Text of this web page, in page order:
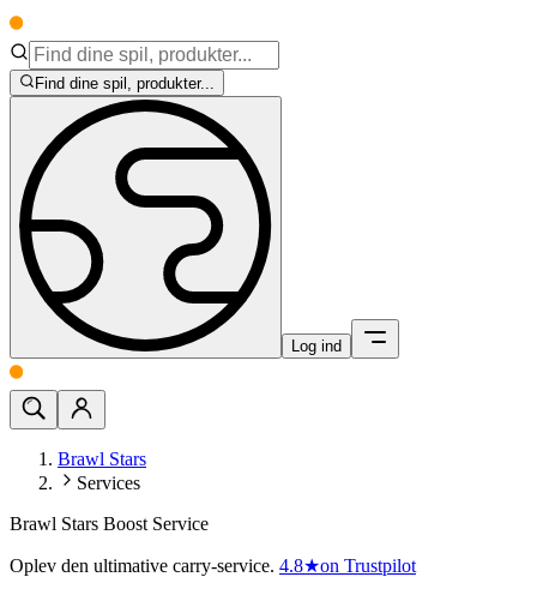
Find dine spil, produkter...
Log ind
Brawl Stars
Services
Brawl Stars Boost Service
Oplev den ultimative carry-service. 4.8★on Trustpilot